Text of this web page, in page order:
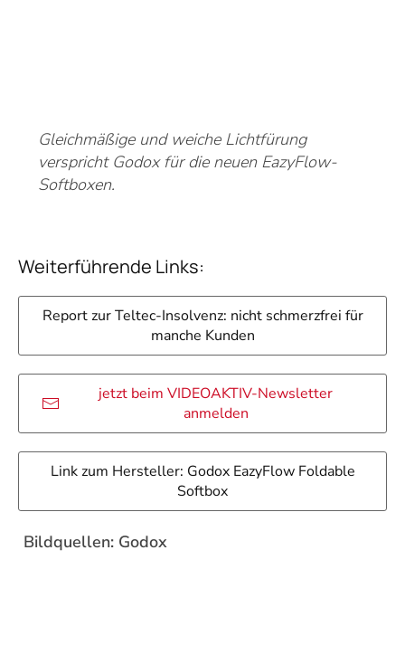
Gleichmäßige und weiche Lichtfürung
verspricht Godox für die neuen EazyFlow-
Softboxen.
Weiterführende Links:
Report zur Teltec-Insolvenz: nicht schmerzfrei für
manche Kunden
jetzt beim VIDEOAKTIV-Newsletter
anmelden
Link zum Hersteller: Godox EazyFlow Foldable
Softbox
Bildquellen: Godox